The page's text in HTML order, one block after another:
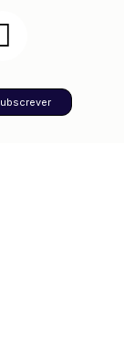
os